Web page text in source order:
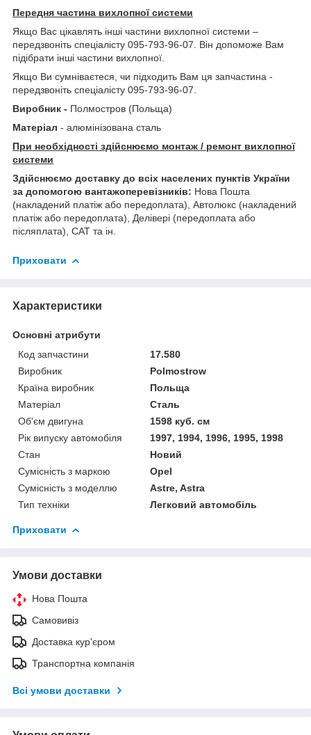
Передня частина вихлопної системи
Якщо Вас цікавлять інші частини вихлопної системи –
передзвоніть спеціалісту 095-793-96-07. Він допоможе Вам
підібрати інші частини вихлопної.
Якщо Ви сумніваєтеся, чи підходить Вам ця запчастина -
передзвоніть спеціалісту 095-793-96-07.
Виробник - Полмостров (Польща)
Матеріал - алюмінізована сталь
При необхідності здійснюємо монтаж / ремонт вихлопної
системи
Здійснюємо доставку до всіх населених пунктів України
за допомогою вантажоперевізників: Нова Пошта
(накладений платіж або передоплата), Автолюкс (накладений
платіж або передоплата), Делівері (передоплата або
післяплата), САТ та ін.
Приховати
Характеристики
Основні атрибути
Код запчастини
17.580
Виробник
Polmostrow
Країна виробник
Польща
Матеріал
Сталь
Об'єм двигуна
1598 куб. см
Рік випуску автомобіля
1997, 1994, 1996, 1995, 1998
Стан
Новий
Сумісність з маркою
Opel
Сумісність з моделлю
Astre, Astra
Тип техніки
Легковий автомобіль
Приховати
Умови доставки
Нова Пошта
Самовивіз
Доставка кур'єром
Транспортна компанія
Всі умови доставки